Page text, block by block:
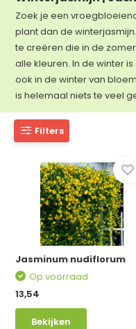
Zoek je een
plant dan de
te creëren die in de
alle kleuren. In de winter
ook in de winter van
is helemaal niets te veel
Filters
Jasminum nudiflorum
Op voorraad
13,54
Bekijken